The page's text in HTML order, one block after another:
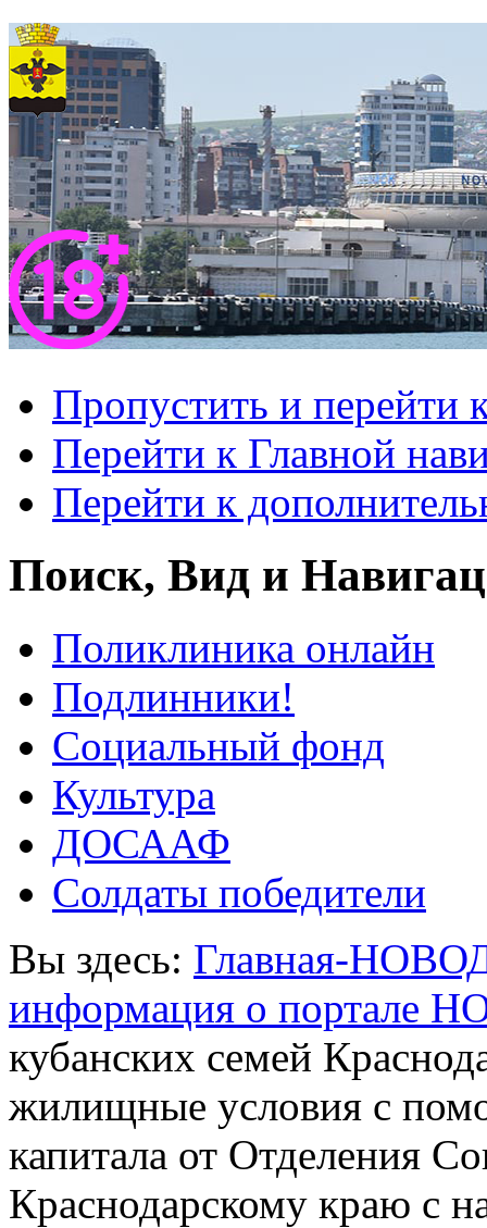
Пропустить и перейти
Перейти к Главной
Перейти к
Поиск, Вид и
Поликлиника онлайн
Подлинники!
Социальный фонд
Культура
ДОСААФ
Солдаты победители
Вы здесь: Главная-
информация о портале
кубанских семей
жилищные условия с
капитала от Отделения
Краснодарскому краю с